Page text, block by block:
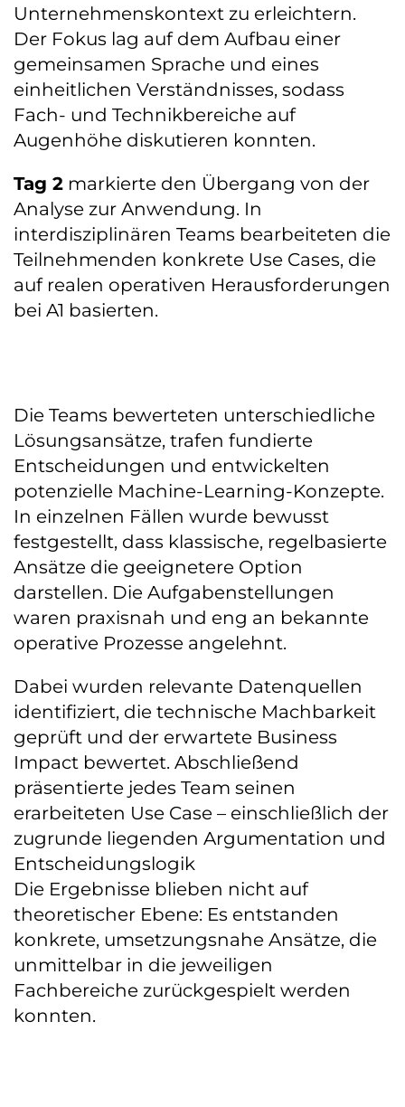
Unternehmenskontext zu erleichtern.
Der Fokus lag auf dem Aufbau einer
gemeinsamen Sprache und eines
einheitlichen Verständnisses, sodass
Fach- und Technikbereiche auf
Augenhöhe diskutieren konnten.
Tag 2 markierte den Übergang von der
Analyse zur Anwendung. In
interdisziplinären Teams bearbeiteten die
Teilnehmenden konkrete Use Cases, die
auf realen operativen Herausforderungen
bei A1 basierten.
Die Teams bewerteten unterschiedliche
Lösungsansätze, trafen fundierte
Entscheidungen und entwickelten
potenzielle Machine-Learning-Konzepte.
In einzelnen Fällen wurde bewusst
festgestellt, dass klassische, regelbasierte
Ansätze die geeignetere Option
darstellen. Die Aufgabenstellungen
waren praxisnah und eng an bekannte
operative Prozesse angelehnt.
Dabei wurden relevante Datenquellen
identifiziert, die technische Machbarkeit
geprüft und der erwartete Business
Impact bewertet. Abschließend
präsentierte jedes Team seinen
erarbeiteten Use Case – einschließlich der
zugrunde liegenden Argumentation und
Entscheidungslogik
Die Ergebnisse blieben nicht auf
theoretischer Ebene: Es entstanden
konkrete, umsetzungsnahe Ansätze, die
unmittelbar in die jeweiligen
Fachbereiche zurückgespielt werden
konnten.